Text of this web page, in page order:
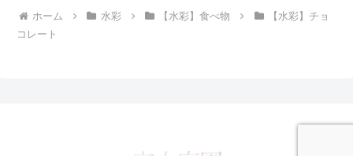
ホーム 水彩 【水彩】食べ物
【水彩】チョ
コレート